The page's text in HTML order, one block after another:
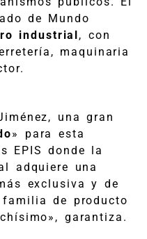
de Mundo
industrial, con
maquinaria
una gran
» para esta
EPIS donde la
adquiere una
exclusiva y de
de producto
garantiza.